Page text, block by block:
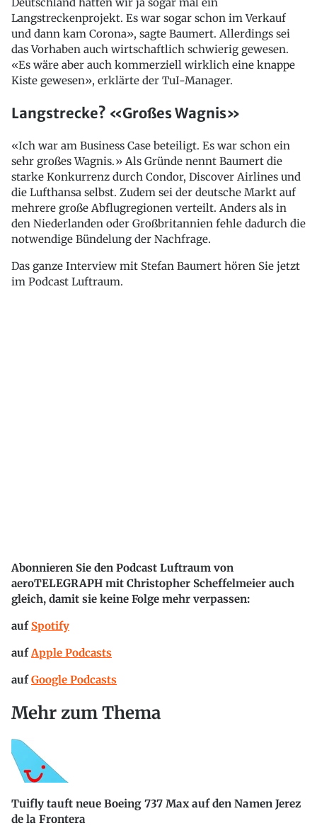
Langstreckenprojekt. Es war sogar schon im Verkauf
und dann kam Corona», sagte Baumert. Allerdings sei
das Vorhaben auch wirtschaftlich schwierig gewesen.
«Es wäre aber auch kommerziell wirklich eine knappe
Kiste gewesen», erklärte der TuI-Manager.
Langstrecke? «Großes Wagnis»
«Ich war am Business Case beteiligt. Es war schon ein
sehr großes Wagnis.» Als Gründe nennt Baumert die
starke Konkurrenz durch Condor, Discover Airlines und
die Lufthansa selbst. Zudem sei der deutsche Markt auf
mehrere große Abflugregionen verteilt. Anders als in
den Niederlanden oder Großbritannien fehle dadurch die
notwendige Bündelung der Nachfrage.
Das ganze Interview mit Stefan Baumert hören Sie jetzt
im Podcast Luftraum.
Abonnieren Sie den Podcast Luftraum von
aeroTELEGRAPH mit Christopher Scheffelmeier auch
gleich, damit sie keine Folge mehr verpassen:
auf Spotify
aufApple Podcasts
aufGoogle Podcasts
Mehr zum Thema
Tuifly tauft neue Boeing 737 Max auf den Namen Jerez
de la Frontera